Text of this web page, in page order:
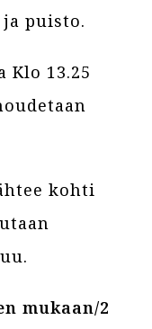
puisto.
Klo 13.25
kohti
mukaan/2